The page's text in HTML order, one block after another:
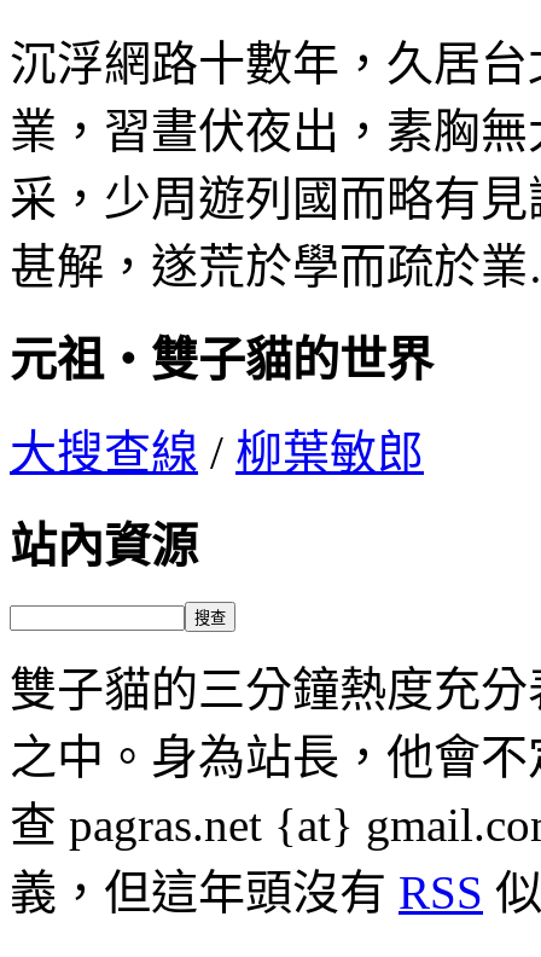
沉浮網路十數年，久居
業，習晝伏夜出，素胸
采，少周遊列國而略有
甚解，遂荒於學而疏於
元祖‧雙子貓的世界
大搜查線 / 柳葉敏郎
站內資源
雙子貓的三分鐘熱度充
之中。身為站長，他會
查 pagras.net {at}
義，但這年頭沒有 RSS